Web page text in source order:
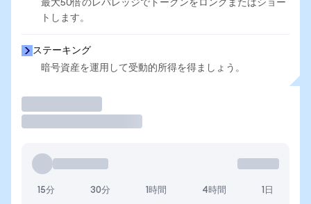
最大50倍のレバレッジでトークンをロングまたはショー
トします。
ステーキング
暗号資産を運用して受動的所得を得ましょう。
15分 30分 1時間 4時間 1日